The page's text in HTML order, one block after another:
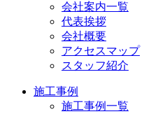
会社案内一覧
代表挨拶
会社概要
アクセスマップ
スタッフ紹介
施工事例
施工事例一覧